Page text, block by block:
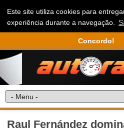
Este site utiliza cookies para
experiência durante a navegação.
Concordo!
Raul Fernández